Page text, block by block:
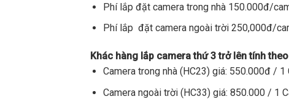
Phí lắp đặt camera trong nhà 150.000đ/
Phí lắp đặt camera ngoài trời 250,000đ/
Khác hàng lắp camera thứ 3 trở lên tính
Camera trong nhà (HC23) giá: 550.000đ /
Camera ngoài trời (HC33) giá: 850.000 / 1